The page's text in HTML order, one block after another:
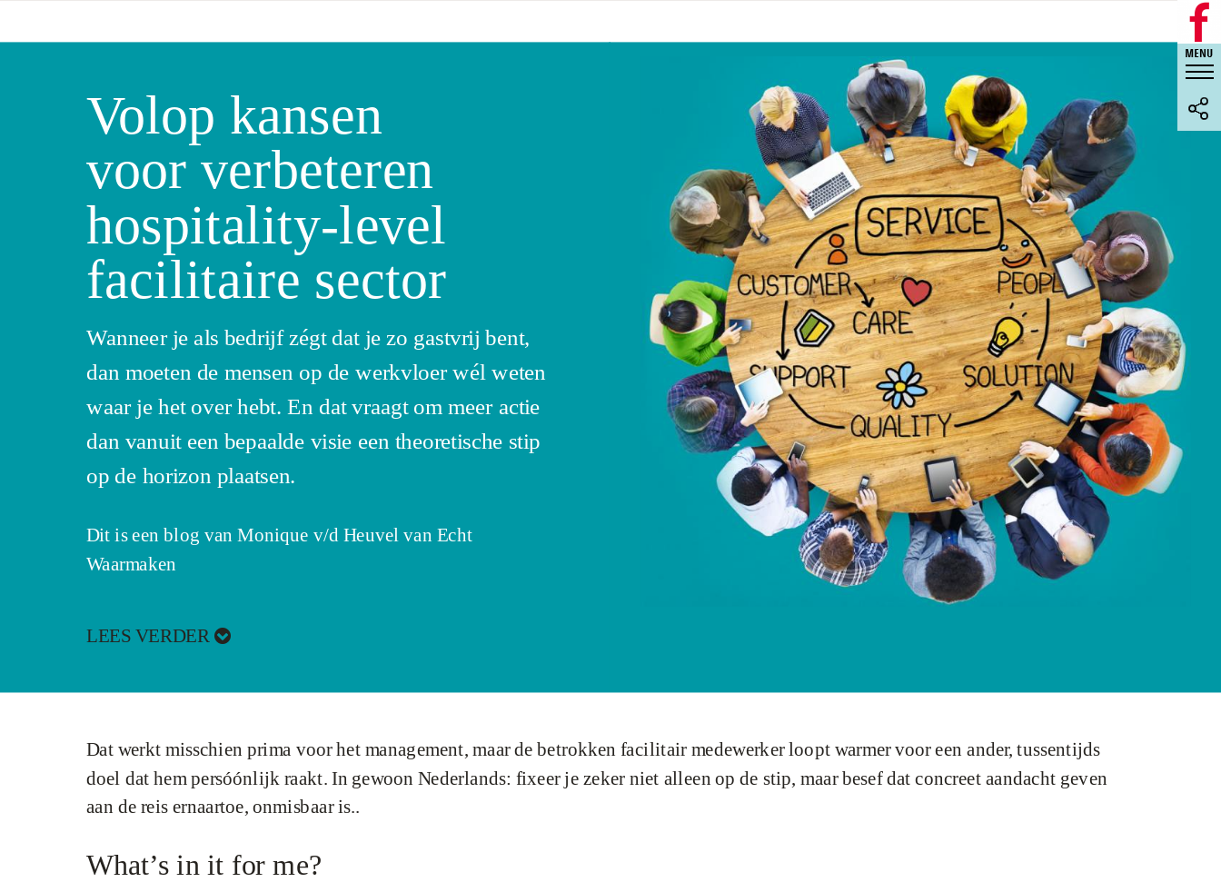
Volop kansen
voor verbeteren
hospitality-level
facilitaire sector
Wanneer je als bedrijf zégt dat je zo gastvrij bent,
dan moeten de mensen op de werkvloer wél weten
waar je het over hebt. En dat vraagt om meer actie
dan vanuit een bepaalde visie een theoretische stip
op de horizon plaatsen.
Dit is een blog van Monique v/d Heuvel van Echt
Waarmaken
LEES VERDER 
Dat werkt misschien prima voor het management, maar de betrokken facilitair medewerker loopt warmer voor een ander, tussentijds
doel dat hem persóónlijk raakt. In gewoon Nederlands: fixeer je zeker niet alleen op de stip, maar besef dat concreet aandacht geven
aan de reis ernaartoe, onmisbaar is..
What’s in it for me?